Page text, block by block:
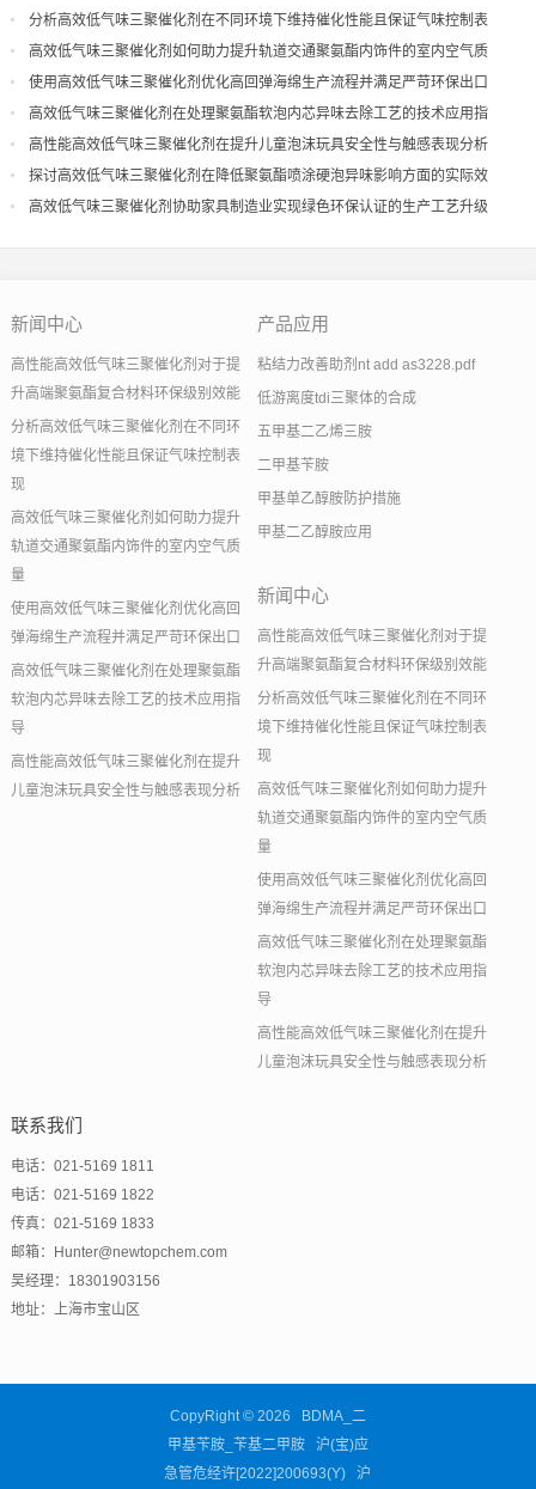
分析高效低气味三聚催化剂在不同环境下维持催化性能且保证气味控制表
现
高效低气味三聚催化剂如何助力提升轨道交通聚氨酯内饰件的室内空气质
量
使用高效低气味三聚催化剂优化高回弹海绵生产流程并满足严苛环保出口
高效低气味三聚催化剂在处理聚氨酯软泡内芯异味去除工艺的技术应用指
导
高性能高效低气味三聚催化剂在提升儿童泡沫玩具安全性与触感表现分析
探讨高效低气味三聚催化剂在降低聚氨酯喷涂硬泡异味影响方面的实际效
果
高效低气味三聚催化剂协助家具制造业实现绿色环保认证的生产工艺升级
新闻中心
高性能高效低气味三聚催化剂对于提
升高端聚氨酯复合材料环保级别效能
分析高效低气味三聚催化剂在不同环
境下维持催化性能且保证气味控制表
现
高效低气味三聚催化剂如何助力提升
轨道交通聚氨酯内饰件的室内空气质
量
使用高效低气味三聚催化剂优化高回
弹海绵生产流程并满足严苛环保出口
高效低气味三聚催化剂在处理聚氨酯
软泡内芯异味去除工艺的技术应用指
导
高性能高效低气味三聚催化剂在提升
儿童泡沫玩具安全性与触感表现分析
产品应用
粘结力改善助剂nt add as3228.pdf
低游离度tdi三聚体的合成
五甲基二乙烯三胺
二甲基苄胺
甲基单乙醇胺防护措施
甲基二乙醇胺应用
新闻中心
高性能高效低气味三聚催化剂对于提
升高端聚氨酯复合材料环保级别效能
分析高效低气味三聚催化剂在不同环
境下维持催化性能且保证气味控制表
现
高效低气味三聚催化剂如何助力提升
轨道交通聚氨酯内饰件的室内空气质
量
使用高效低气味三聚催化剂优化高回
弹海绵生产流程并满足严苛环保出口
高效低气味三聚催化剂在处理聚氨酯
软泡内芯异味去除工艺的技术应用指
导
高性能高效低气味三聚催化剂在提升
儿童泡沫玩具安全性与触感表现分析
联系我们
电话：021-5169 1811
电话：021-5169 1822
传真：021-5169 1833
邮箱：Hunter@newtopchem.com
吴经理：18301903156
地址：上海市宝山区
CopyRight © 2026 BDMA_二
甲基苄胺_苄基二甲胺 沪(宝)应
急管危经许[2022]200693(Y)沪